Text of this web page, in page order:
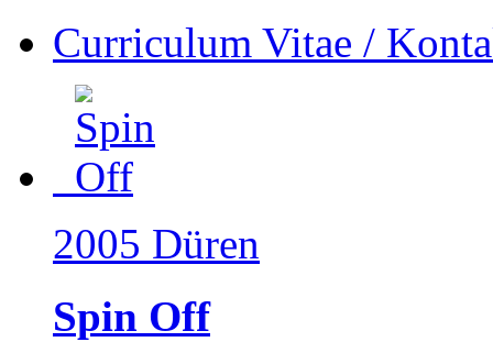
Curriculum Vitae /
2005 Düren
Spin Off